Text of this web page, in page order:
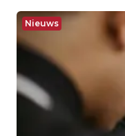
Nieuws